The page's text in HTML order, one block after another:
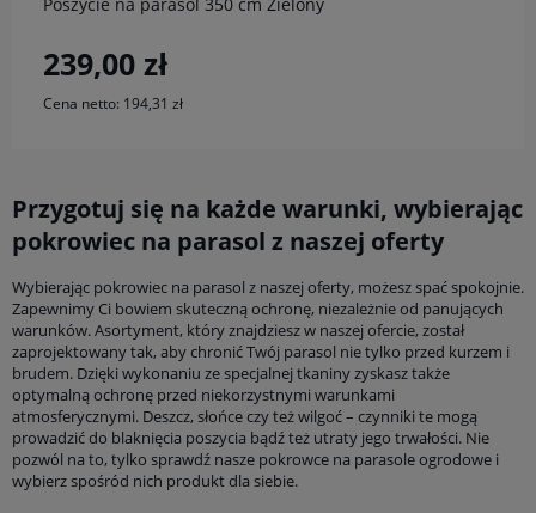
239,00 zł
Cena netto: 194,31 zł
Przygotuj się na każde warunki, wybierając
pokrowiec na parasol z naszej oferty
Wybierając pokrowiec na parasol z naszej oferty, możesz spać spokojnie.
Zapewnimy Ci bowiem skuteczną ochronę, niezależnie od panujących
warunków. Asortyment, który znajdziesz w naszej ofercie, został
zaprojektowany tak, aby chronić Twój parasol nie tylko przed kurzem i
brudem. Dzięki wykonaniu ze specjalnej tkaniny zyskasz także
optymalną ochronę przed niekorzystnymi warunkami
atmosferycznymi. Deszcz, słońce czy też wilgoć – czynniki te mogą
prowadzić do blaknięcia poszycia bądź też utraty jego trwałości. Nie
pozwól na to, tylko sprawdź nasze pokrowce na parasole ogrodowe i
wybierz spośród nich produkt dla siebie.